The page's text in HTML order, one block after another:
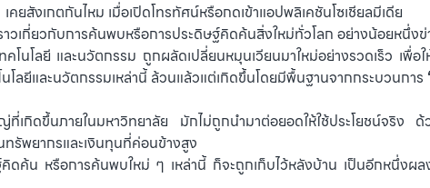
เคยสังเกตกันไหม เมื่อเปิดโทรทัศน์หรือกดเข้าแอปพลิเคชันโซเชียลมีเดีย
ราวเกี่ยวกับการค้นพบหรือการประดิษฐ์คิดค้นสิ่งใหม่ทั่วโลก อย่างน้อยหนึ่ง
คโนโลยี และนวัตกรรม ถูกผลัดเปลี่ยนหมุนเวียนมาใหม่อย่างรวดเร็ว เพื่
นโลยีและนวัตกรรมเหล่านี้ ล้วนแล้วแต่เกิดขึ้นโดยมีพื้นฐานจากกระบวนการ
ที่เกิดขึ้นภายในมหาวิทยาลัย มักไม่ถูกนำมาต่อยอดให้ใช้ประโยชน์จริง
รัพยากรและเงินทุนที่ค่อนข้างสูง
ค้น หรือการค้นพบใหม่ ๆ เหล่านี้ ก็จะถูกเก็บไว้หลังบ้าน เป็นอีกหนึ่งผล